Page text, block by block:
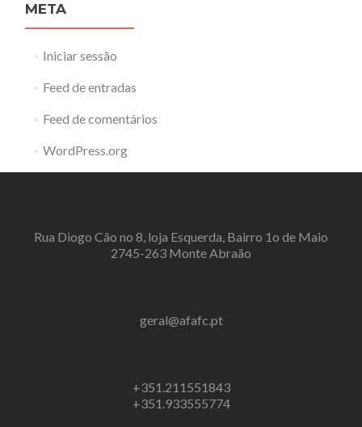
META
Iniciar sessão
Feed de entradas
Feed de comentários
WordPress.org
Rua Diogo Cão no 8, loja Esquerda, Bairro 1o de Maio
2745-263 Monte Abraão
geral@afafc.pt
+351.211551843
+351.933555774